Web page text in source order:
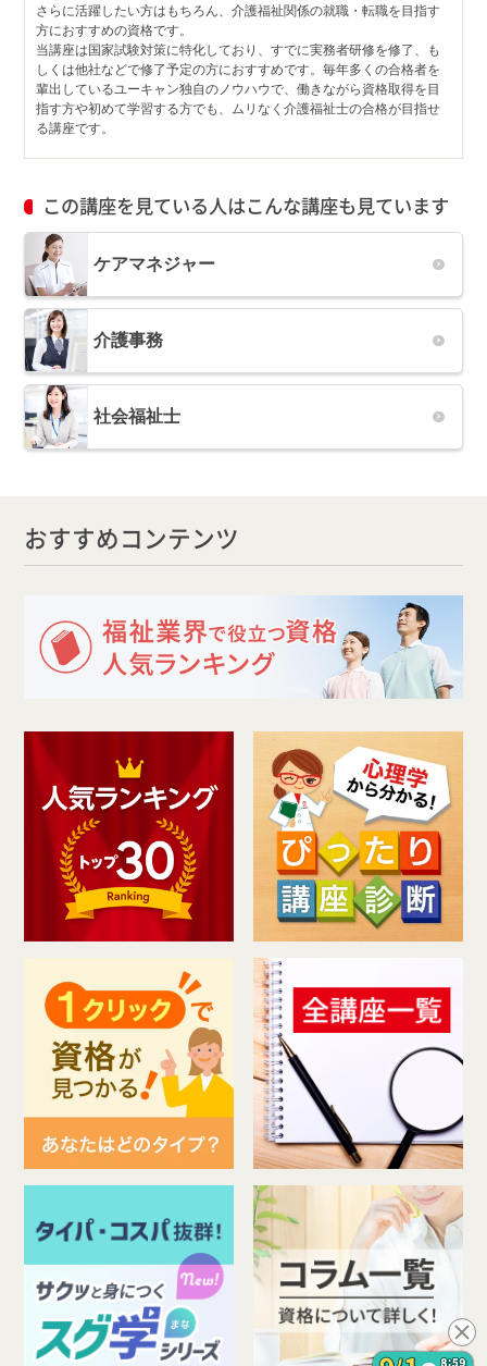
さらに活躍したい方はもちろん、介護福祉関係の就職・転職を目指す
方におすすめの資格です。
当講座は国家試験対策に特化しており、すでに実務者研修を修了、も
しくは他社などで修了予定の方におすすめです。毎年多くの合格者を
輩出しているユーキャン独自のノウハウで、働きながら資格取得を目
指す方や初めて学習する方でも、ムリなく介護福祉士の合格が目指せ
る講座です。
この講座を見ている人はこんな講座も見ています
ケアマネジャー
介護事務
社会福祉士
おすすめコンテンツ